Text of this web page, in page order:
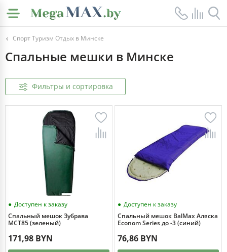
Спорт Туризм Отдых в Минске
Спальные мешки в Минске
Фильтры и сортировка
Доступен к заказу
Спальный мешок Зубрава
МСТ85 (зеленый)
171,98 BYN
Доступен к заказу
Спальный мешок BalMax Аляска
Econom Series до -3 (синий)
76,86 BYN